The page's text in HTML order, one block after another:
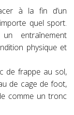
à la fin d’un
quel sport.
entraînement
physique et
de frappe au sol,
de cage de foot,
comme un tronc